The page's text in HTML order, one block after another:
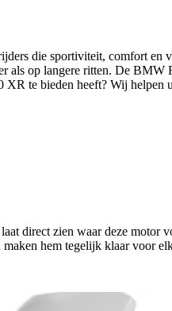
aansluit bij uw persoonlijke situatie
gaan plaatsvinden bij Ekris
die sportiviteit, comfort en
als op langere ritten. De
te bieden heeft? Wij helpen
direct zien waar deze motor
hem tegelijk klaar voor